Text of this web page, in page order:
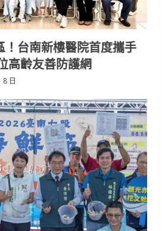
！台南新樓醫院首度攜手
高齡友善防護網
8 日